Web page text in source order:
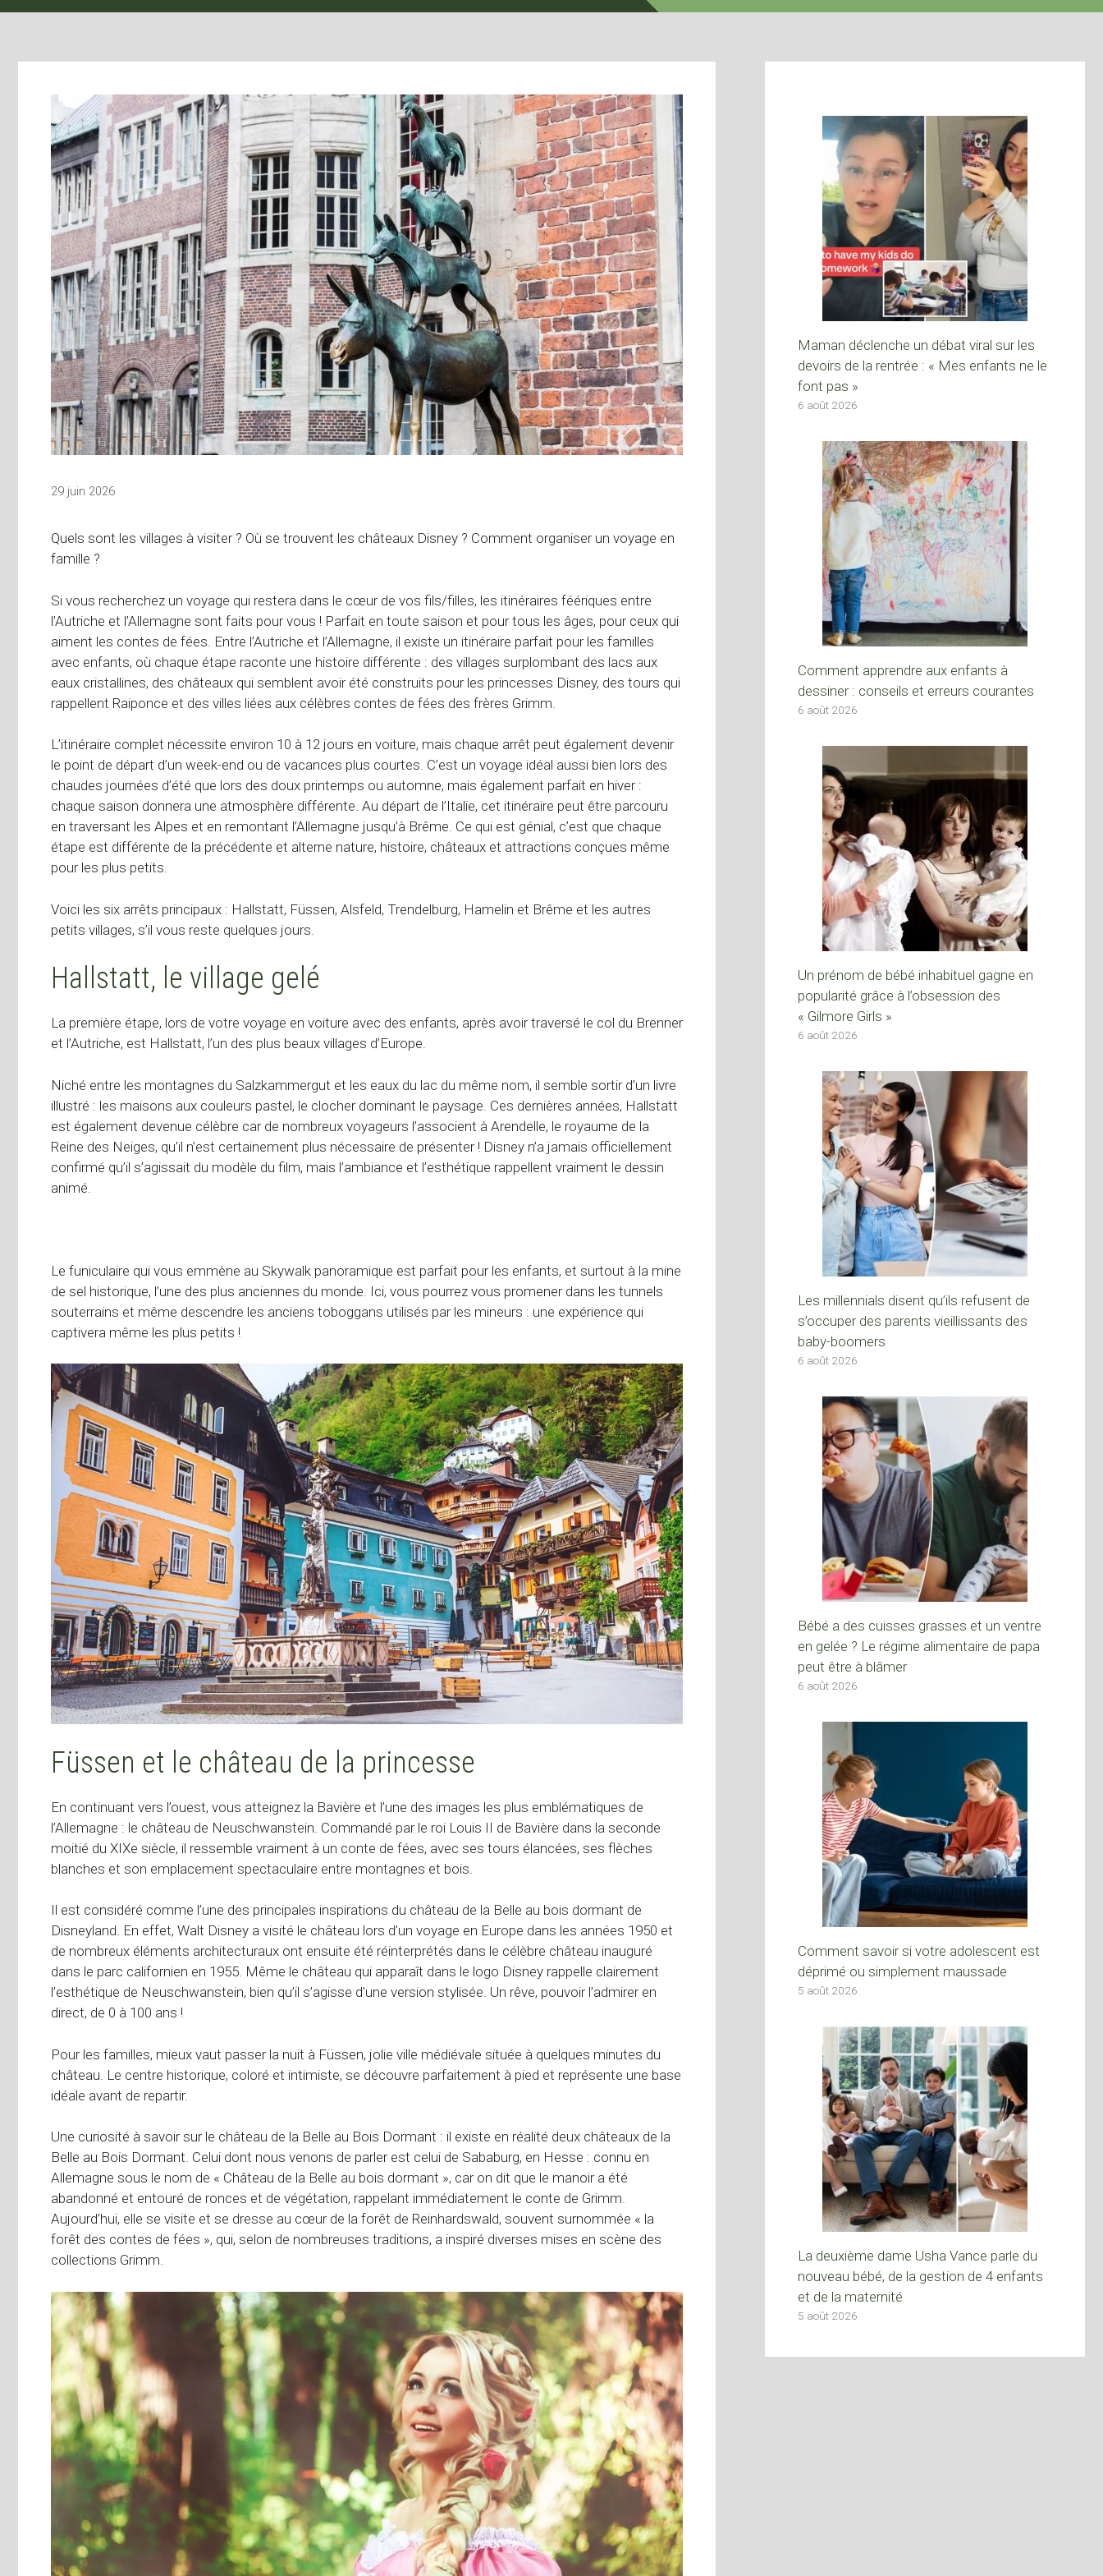
29 juin 2026
Quels sont les villages à visiter ? Où se trouvent les châteaux Disney ? Comment organiser un voyage en
famille ?
Si vous recherchez un voyage qui restera dans le cœur de vos fils/filles, les itinéraires féériques entre
l’Autriche et l’Allemagne sont faits pour vous ! Parfait en toute saison et pour tous les âges, pour ceux qui
aiment les contes de fées. Entre l’Autriche et l’Allemagne, il existe un itinéraire parfait pour les familles
avec enfants, où chaque étape raconte une histoire différente : des villages surplombant des lacs aux
eaux cristallines, des châteaux qui semblent avoir été construits pour les princesses Disney, des tours qui
rappellent Raiponce et des villes liées aux célèbres contes de fées des frères Grimm.
L’itinéraire complet nécessite environ 10 à 12 jours en voiture, mais chaque arrêt peut également devenir
le point de départ d’un week-end ou de vacances plus courtes. C’est un voyage idéal aussi bien lors des
chaudes journées d’été que lors des doux printemps ou automne, mais également parfait en hiver :
chaque saison donnera une atmosphère différente. Au départ de l’Italie, cet itinéraire peut être parcouru
en traversant les Alpes et en remontant l’Allemagne jusqu’à Brême. Ce qui est génial, c’est que chaque
étape est différente de la précédente et alterne nature, histoire, châteaux et attractions conçues même
pour les plus petits.
Voici les six arrêts principaux : Hallstatt, Füssen, Alsfeld, Trendelburg, Hamelin et Brême et les autres
petits villages, s’il vous reste quelques jours.
Hallstatt, le village gelé
La première étape, lors de votre voyage en voiture avec des enfants, après avoir traversé le col du Brenner
et l’Autriche, est Hallstatt, l’un des plus beaux villages d’Europe.
Niché entre les montagnes du Salzkammergut et les eaux du lac du même nom, il semble sortir d’un livre
illustré : les maisons aux couleurs pastel, le clocher dominant le paysage. Ces dernières années, Hallstatt
est également devenue célèbre car de nombreux voyageurs l’associent à Arendelle, le royaume de la
Reine des Neiges, qu’il n’est certainement plus nécessaire de présenter ! Disney n’a jamais officiellement
confirmé qu’il s’agissait du modèle du film, mais l’ambiance et l’esthétique rappellent vraiment le dessin
animé.
Le funiculaire qui vous emmène au Skywalk panoramique est parfait pour les enfants, et surtout à la mine
de sel historique, l’une des plus anciennes du monde. Ici, vous pourrez vous promener dans les tunnels
souterrains et même descendre les anciens toboggans utilisés par les mineurs : une expérience qui
captivera même les plus petits !
Füssen et le château de la princesse
En continuant vers l’ouest, vous atteignez la Bavière et l’une des images les plus emblématiques de
l’Allemagne : le château de Neuschwanstein. Commandé par le roi Louis II de Bavière dans la seconde
moitié du XIXe siècle, il ressemble vraiment à un conte de fées, avec ses tours élancées, ses flèches
blanches et son emplacement spectaculaire entre montagnes et bois.
Il est considéré comme l’une des principales inspirations du château de la Belle au bois dormant de
Disneyland. En effet, Walt Disney a visité le château lors d’un voyage en Europe dans les années 1950 et
de nombreux éléments architecturaux ont ensuite été réinterprétés dans le célèbre château inauguré
dans le parc californien en 1955. Même le château qui apparaît dans le logo Disney rappelle clairement
l’esthétique de Neuschwanstein, bien qu’il s’agisse d’une version stylisée. Un rêve, pouvoir l’admirer en
direct, de 0 à 100 ans !
Pour les familles, mieux vaut passer la nuit à Füssen, jolie ville médiévale située à quelques minutes du
château. Le centre historique, coloré et intimiste, se découvre parfaitement à pied et représente une base
idéale avant de repartir.
Une curiosité à savoir sur le château de la Belle au Bois Dormant : il existe en réalité deux châteaux de la
Belle au Bois Dormant. Celui dont nous venons de parler est celui de Sababurg, en Hesse : connu en
Allemagne sous le nom de « Château de la Belle au bois dormant », car on dit que le manoir a été
abandonné et entouré de ronces et de végétation, rappelant immédiatement le conte de Grimm.
Aujourd’hui, elle se visite et se dresse au cœur de la forêt de Reinhardswald, souvent surnommée « la
forêt des contes de fées », qui, selon de nombreuses traditions, a inspiré diverses mises en scène des
collections Grimm.
Maman déclenche un débat viral sur les
devoirs de la rentrée : « Mes enfants ne le
font pas »
6 août 2026
Comment apprendre aux enfants à
dessiner : conseils et erreurs courantes
6 août 2026
Un prénom de bébé inhabituel gagne en
popularité grâce à l’obsession des
« Gilmore Girls »
6 août 2026
Les millennials disent qu’ils refusent de
s’occuper des parents vieillissants des
baby-boomers
6 août 2026
Bébé a des cuisses grasses et un ventre
en gelée ? Le régime alimentaire de papa
peut être à blâmer
6 août 2026
Comment savoir si votre adolescent est
déprimé ou simplement maussade
5 août 2026
La deuxième dame Usha Vance parle du
nouveau bébé, de la gestion de 4 enfants
et de la maternité
5 août 2026